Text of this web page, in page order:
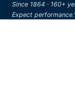
Since 1864 · 160+
Expect